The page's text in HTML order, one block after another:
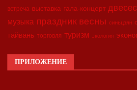
встреча выставка гала-концерт
музыка праздник весны синьцзян
тайвань торговля туризм экология
ПРИЛОЖЕНИЕ